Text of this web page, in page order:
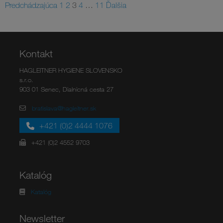
Predchádzajúca 1 2 3 4 … 11 Ďalšia
Kontakt
HAGLEITNER HYGIENE SLOVENSKO
s.r.o.
903 01 Senec, Dialnicná cesta 27
bratislava@hagleitner.sk
+421 (0)2 4444 1076
+421 (0)2 4552 9703
Katalóg
Katalóg
Newsletter